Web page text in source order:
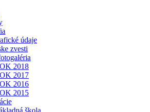
údaje
zvesti
2018
2017
2016
2015
škola